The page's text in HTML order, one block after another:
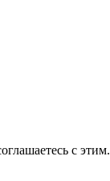
с этим.